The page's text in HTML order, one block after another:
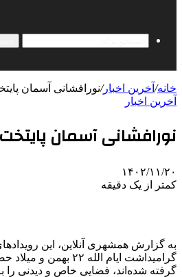
خانه/ آخرین اخبار/نورافشانی آسمان
آخرین اخبار
نورافشانی آسمان
۱۴۰۲/۱۱/۲۰
کمتر از یک دقیقه
به گزارش همشهری آنلاین، این
گرامیداشت ایام‌ الله
گرفته شده‌اند، فضایی خاص و دیدنی